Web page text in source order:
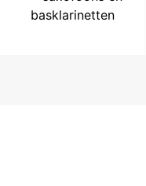
basklarinetten